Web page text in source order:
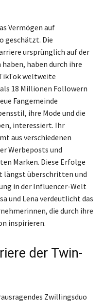
Vermögen auf
geschätzt. Die
ursprünglich auf der
haben durch ihre
weltweite
18 Millionen Followern
Fangemeinde
ihre Mode und die
interessiert. Ihr
aus verschiedenen
Werbeposts und
Marken. Diese Erfolge
längst überschritten und
in der Influencer-Welt
und Lena verdeutlicht das
die durch ihre
inspirieren.
der Twin-
Zwillingsduo